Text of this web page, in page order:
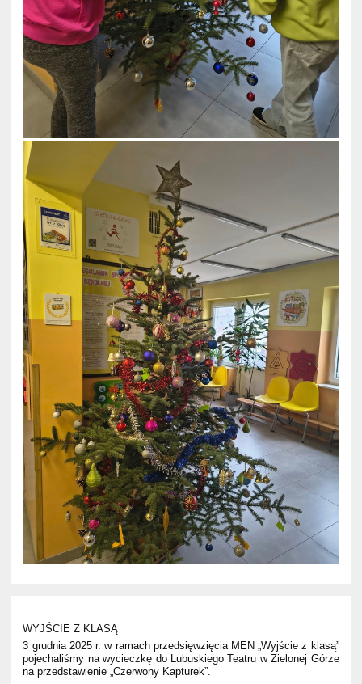
WYJŚCIE Z KLASĄ
3 grudnia 2025 r. w ramach przedsięwzięcia MEN „Wyjście z klasą”
pojechaliśmy na wycieczkę do Lubuskiego Teatru w Zielonej Górze
na przedstawienie „Czerwony Kapturek”.